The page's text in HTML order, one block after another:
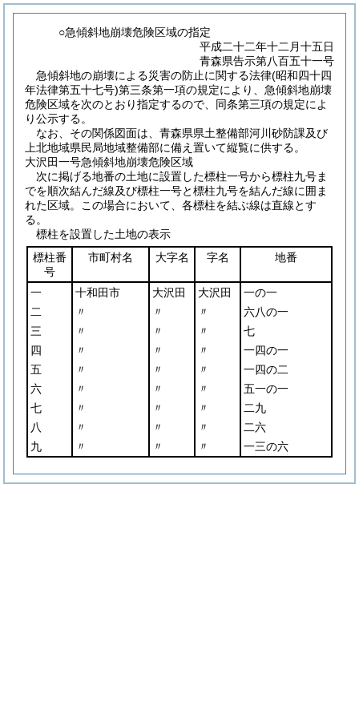
○急傾斜地崩壊危険区域の指定
平成二十二年十二月十五日
青森県告示第八百五十一号
急傾斜地の崩壊による災害の防止に関する法律(昭和四十四
年法律第五十七号)第三条第一項の規定により、急傾斜地崩壊
危険区域を次のとおり指定するので、同条第三項の規定によ
り公示する。
なお、その関係図面は、青森県県土整備部河川砂防課及び
上北地域県民局地域整備部に備え置いて縦覧に供する。
大沢田一号急傾斜地崩壊危険区域
次に掲げる地番の土地に設置した標柱一号から標柱九号ま
でを順次結んだ線及び標柱一号と標柱九号を結んだ線に囲ま
れた区域。この場合において、各標柱を結ぶ線は直線とす
る。
標柱を設置した土地の表示
標柱番
号
市町村名 大字名 字名 地番
一 十和田市 大沢田 大沢田
一の一
二
〃 〃 〃
六八の一
三
〃 〃 〃
七
四
〃 〃 〃
一四の一
五
〃 〃 〃
一四の二
六
〃 〃 〃
五一の一
七
〃 〃 〃
二九
八
〃 〃 〃
二六
九
〃 〃 〃 一三の六